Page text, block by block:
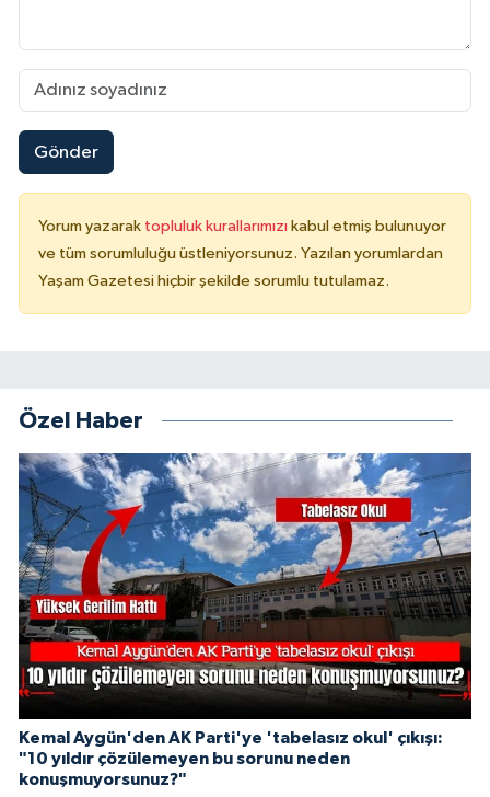
Gönder
Yorum yazarak topluluk kurallarımızı kabul etmiş bulunuyor
ve tüm sorumluluğu üstleniyorsunuz. Yazılan yorumlardan
Yaşam Gazetesi hiçbir şekilde sorumlu tutulamaz.
Özel Haber
Kemal Aygün'den AK Parti'ye 'tabelasız okul' çıkışı:
"10 yıldır çözülemeyen bu sorunu neden
konuşmuyorsunuz?"